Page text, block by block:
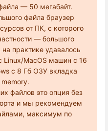
— 50 мегабайт.
файла браузер
от ПК, с которого
— большого
практике удавалось
Linux/MacOS машин с 16
с 8 Гб ОЗУ вкладка
файлов это опция без
и мы рекомендуем
максимум по